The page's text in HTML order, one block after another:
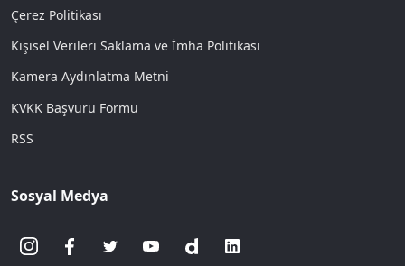
Çerez Politikası
Kişisel Verileri Saklama ve İmha Politikası
Kamera Aydınlatma Metni
KVKK Başvuru Formu
RSS
Sosyal Medya